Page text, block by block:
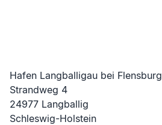
Hafen Langballigau bei Flensburg
Strandweg 4
24977 Langballig
Schleswig-Holstein